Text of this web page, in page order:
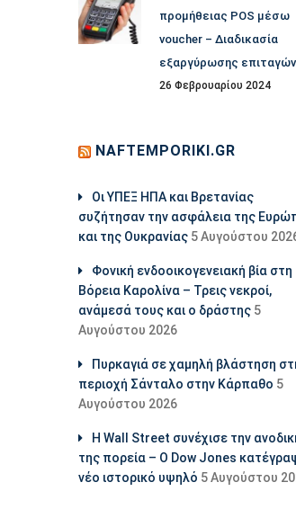
προμήθειας POS μέσω
voucher – Διαδικασία
εξαργύρωσης επιταγών
26 Φεβρουαρίου 2024
NAFTEMPORIKI.GR
Οι ΥΠΕΞ ΗΠΑ και Βρετανίας
συζήτησαν την ασφάλεια της
και της Ουκρανίας 5 Αυγούστου
Φονική ενδοοικογενειακή βία στη
Βόρεια Καρολίνα – Τρεις νεκροί,
ανάμεσά τους και ο δράστης 5
Αυγούστου 2026
Πυρκαγιά σε χαμηλή βλάστηση
περιοχή Σάνταλο στην Κάρπαθο 5
Αυγούστου 2026
Η Wall Street συνέχισε την
της πορεία – Ο Dow Jones
νέο ιστορικό υψηλό 5 Αυγούστου